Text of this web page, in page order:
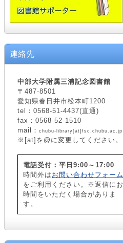
連絡先
中部大学附属三浦記念図書館
〒487-8501
愛知県春日井市松本町1200
tel：0568-51-4437(直通)
fax：0568-52-1510
mail： chubu-library[at]fsc.chubu.ac.jp
※[at]を@に変更してください。
電話受付：平日9:00～17:00
時間外は お問い合わせフォーム
をご利用ください。※返信にお
時間をいただく場合がありま
す。